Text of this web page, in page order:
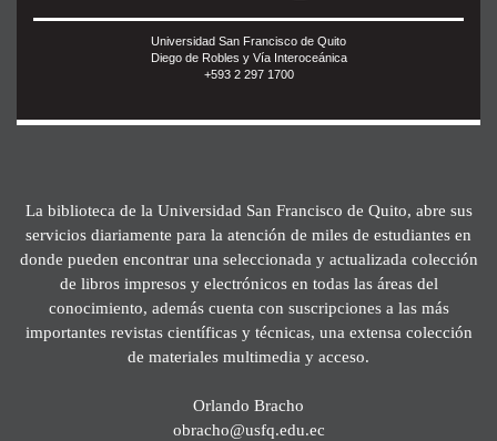
Universidad San Francisco de Quito
Diego de Robles y Vía Interoceánica
+593 2 297 1700
La biblioteca de la Universidad San Francisco de Quito, abre sus
servicios diariamente para la atención de miles de estudiantes en
donde pueden encontrar una seleccionada y actualizada colección
de libros impresos y electrónicos en todas las áreas del
conocimiento, además cuenta con suscripciones a las más
importantes revistas científicas y técnicas, una extensa colección
de materiales multimedia y acceso.
Orlando Bracho
obracho@usfq.edu.ec